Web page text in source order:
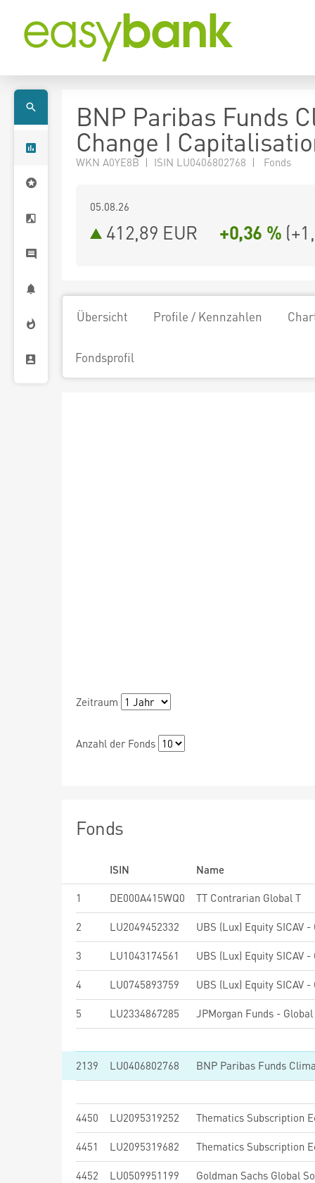
BNP Paribas Funds
Change I
WKN A0YE8B | ISIN LU0406802768 | Fonds
05.08.26
412,89 EUR +0,36 % (
Übersicht Profile / Kennzahlen
Fondsprofil
Zeitraum
Anzahl der Fonds
Fonds
ISIN
Name
1
DE000A415WQ0 TT Contrarian Global T
2 LU2049452332
3 LU1043174561
4 LU0745893759
5 LU2334867285 JPMorgan Funds -
2139 LU0406802768 BNP Paribas Funds
4450 LU2095319252 Thematics Subscription
4451 LU2095319682 Thematics Subscription
4452 LU0509951199